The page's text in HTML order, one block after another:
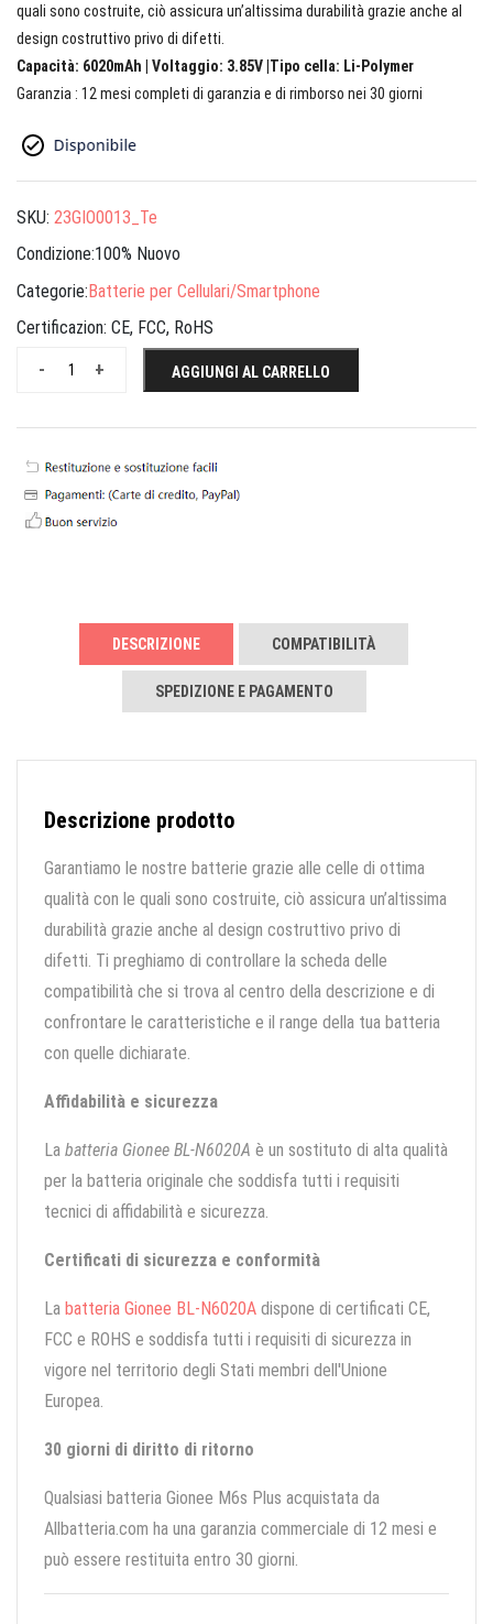
quali sono costruite, ciò assicura un’altissima durabilità grazie anche al
design costruttivo privo di difetti.
Capacità: 6020mAh | Voltaggio: 3.85V |Tipo cella: Li-Polymer
Garanzia : 12 mesi completi di garanzia e di rimborso nei 30 giorni
SKU: 23GIO0013_Te
Condizione:100% Nuovo
Categorie:Batterie per Cellulari/Smartphone
Certificazion: CE, FCC, RoHS
+
- AGGIUNGI AL CARRELLO
DESCRIZIONE COMPATIBILITÀ
SPEDIZIONE E PAGAMENTO
Descrizione prodotto
Garantiamo le nostre batterie grazie alle celle di ottima
qualità con le quali sono costruite, ciò assicura un’altissima
durabilità grazie anche al design costruttivo privo di
difetti. Ti preghiamo di controllare la scheda delle
compatibilità che si trova al centro della descrizione e di
confrontare le caratteristiche e il range della tua batteria
con quelle dichiarate.
Affidabilità e sicurezza
La batteria Gionee BL-N6020A è un sostituto di alta qualità
per la batteria originale che soddisfa tutti i requisiti
tecnici di affidabilità e sicurezza.
Certificati di sicurezza e conformità
La batteria Gionee BL-N6020A dispone di certificati CE,
FCC e ROHS e soddisfa tutti i requisiti di sicurezza in
vigore nel territorio degli Stati membri dell'Unione
Europea.
30 giorni di diritto di ritorno
Qualsiasi batteria Gionee M6s Plus acquistata da
Allbatteria.com ha una garanzia commerciale di 12 mesi e
può essere restituita entro 30 giorni.